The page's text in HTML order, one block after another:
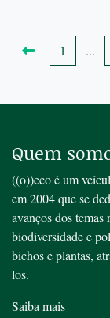
1 ...
Quem
((o))eco é um
em 2004 que se
avanços dos temas
biodiversidade e
bichos e plantas,
los.
Saiba mais